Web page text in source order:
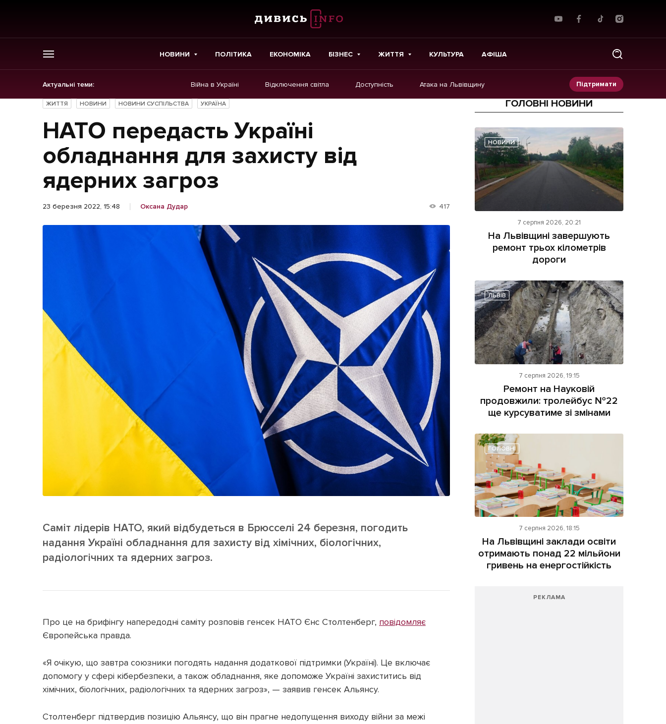
НОВИНИ ПОЛІТИКА ЕКОНОМІКА БІЗНЕС ЖИТТЯ КУЛЬТУРА АФІША
Актуальні теми: Війна в Україні Відключення світла Доступність Атака на Львівщину Підтримати
ГОЛОВНЕ
Новини
Політика
Економіка
Бізнес
Життя
Репортаж
Прес-релізи
Фото/Відео
Made in Lviv
[email protected]
Реклама на сайті
Політика конфіденційності
ЖИТТЯ НОВИНИ НОВИНИ СУСПІЛЬСТВА УКРАЇНА
НАТО передасть Україні
обладнання для захисту від
ядерних загроз
23 березня 2022, 15:48 Оксана Дудар 417
Саміт лідерів НАТО, який відбудеться в Брюсселі 24 березня, погодить
надання Україні обладнання для захисту від хімічних, біологічних,
радіологічних та ядерних загроз.
Про це на брифінгу напередодні саміту розповів генсек НАТО Єнс Столтенберг, повідомляє
Європейська правда.
«Я очікую, що завтра союзники погодять надання додаткової підтримки (Україні). Це включає
допомогу у сфері кібербезпеки, а також обладнання, яке допоможе Україні захиститись від
хімічних, біологічних, радіологічних та ядерних загроз», — заявив генсек Альянсу.
Столтенберг підтвердив позицію Альянсу, що він прагне недопущення виходу війни за межі
ГОЛОВНІ НОВИНИ
НОВИНИ
7 серпня 2026, 20:21
На Львівщині завершують
ремонт трьох кілометрів
дороги
ЛЬВІВ
7 серпня 2026, 19:15
Ремонт на Науковій
продовжили: тролейбус №22
ще курсуватиме зі змінами
ГОЛОВНІ
7 серпня 2026, 18:15
На Львівщині заклади освіти
отримають понад 22 мільйони
гривень на енергостійкість
РЕКЛАМА